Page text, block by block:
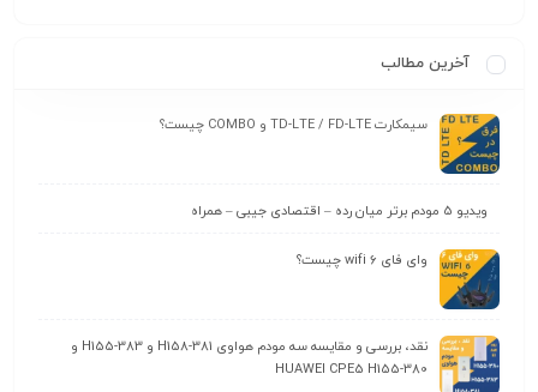
آخرین مطالب
سیمکارت TD-LTE / FD-LTE و COMBO چیست؟
ویدیو 5 مودم برتر میان رده – اقتصادی جیبی – همراه
وای‌ فای wifi 6 چیست؟
نقد، بررسی و مقایسه سه مودم هواوی H158-381 و H155-383 و
HUAWEI CPE5 H155-380